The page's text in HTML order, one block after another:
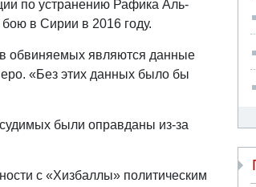
по устранению Рафика Аль-
в Сирии в 2016 году.
обвиняемых являются данные
«Без этих данных было бы
были оправданы из-за
с «Хизбаллы» политическим